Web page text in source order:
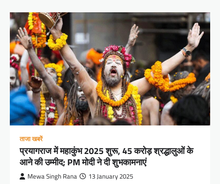
ताजा खबरें
प्रयागराज में महाकुंभ 2025 शुरू, 45 करोड़ श्रद्धालुओं के
आने की उम्मीद; PM मोदी ने दी शुभकामनाएं
Mewa Singh Rana 13 January 2025